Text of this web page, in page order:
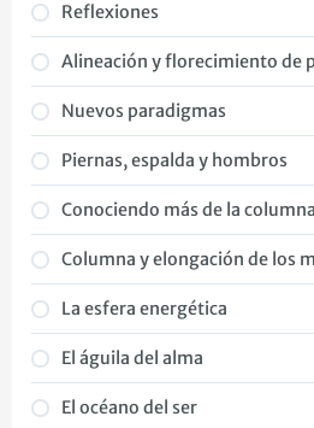
Reflexiones
Alineación y florecimiento de
Nuevos paradigmas
Piernas, espalda y hombros
Conociendo más de la
Columna y elongación de los
La esfera energética
El águila del alma
El océano del ser